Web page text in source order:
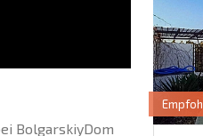
BolgarskiyDom